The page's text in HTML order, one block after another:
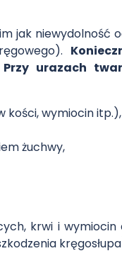
jak niewydolność
urazach
kości, wymiocin itp.),
żuchwy,
krwi i